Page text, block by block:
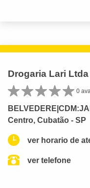
Drogaria Lari Ltda
0
Centro, Cubatão - SP
ver horario de
ver telefone